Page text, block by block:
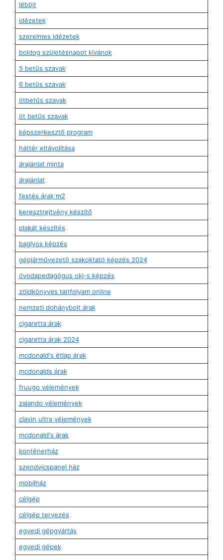
léböjt
idézetek
szerelmes idézetek
boldog születésnapot kívánok
5 betűs szavak
6 betűs szavak
ötbetűs szavak
öt betűs szavak
képszerkesztő program
háttér eltávolítása
árajánlat minta
árajánlat
festés árak m2
keresztrejtvény készítő
plakát készítés
baglyos képzés
gépjárművezető szakoktató képzés 2024
óvodapedagógus okj-s képzés
zöldkönyves tanfolyam online
nemzeti dohánybolt árak
cigaretta árak
cigaretta árak 2024
mcdonald's étlap árak
mcdonalds árak
fruugo vélemények
zalando vélemények
clavin ultra vélemények
mcdonald's árak
konténerház
szendvicspanel ház
mobilház
célgép
célgép tervezés
egyedi gépgyártás
egyedi gépek